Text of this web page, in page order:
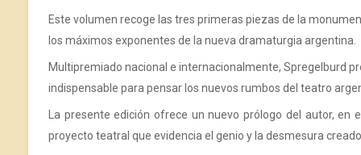
Este volumen recoge las tres primeras piezas de la
los máximos exponentes de la nueva dramaturgia argentina.
Multipremiado nacional e internacionalmente, Spregelburd
indispensable para pensar los nuevos rumbos del teatro
La presente edición ofrece un nuevo prólogo del autor,
proyecto teatral que evidencia el genio y la desmesura